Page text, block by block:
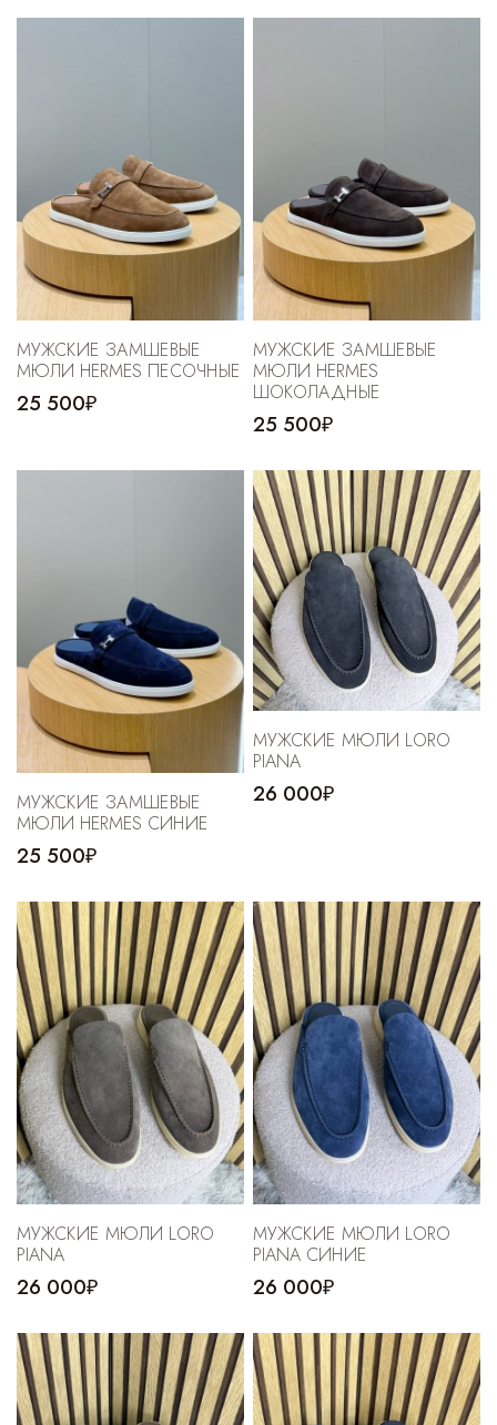
МУЖСКИЕ ЗАМШЕВЫЕ
МЮЛИ HERMES ПЕСОЧНЫЕ
25 500₽
МУЖСКИЕ ЗАМШЕВЫЕ
МЮЛИ HERMES
ШОКОЛАДНЫЕ
25 500₽
МУЖСКИЕ ЗАМШЕВЫЕ
МЮЛИ HERMES СИНИЕ
25 500₽
МУЖСКИЕ МЮЛИ LORO
PIANA
26 000₽
МУЖСКИЕ МЮЛИ LORO
PIANA
26 000₽
МУЖСКИЕ МЮЛИ LORO
PIANA СИНИЕ
26 000₽